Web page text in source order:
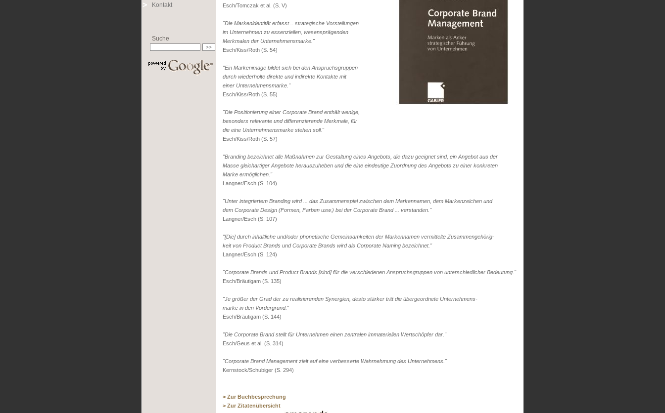
Kontakt
Suche
Esch/Tomczak et al. (S. V)
"Die Markenidentität erfasst .. strategische Vorstellungen
im Unternehmen zu essenziellen, wesensprägenden
Merkmalen der Unternehmensmarke."
Esch/Kiss/Roth (S. 54)
"Ein Markenimage bildet sich bei den Anspruchsgruppen
durch wiederholte direkte und indirekte Kontakte mit
einer Unternehmensmarke."
Esch/Kiss/Roth (S. 55)
"Die Positionierung einer Corporate Brand enthält wenige,
besonders relevante und differenzierende Merkmale, für
die eine Unternehmensmarke stehen soll."
Esch/Kiss/Roth (S. 57)
"Branding bezeichnet alle Maßnahmen zur Gestaltung eines Angebots, die dazu geeignet sind, ein Angebot aus der
Masse gleichartiger Angebote herauszuheben und die eine eindeutige Zuordnung des Angebots zu einer konkreten
Marke ermöglichen."
Langner/Esch (S. 104)
"Unter integriertem Branding wird ... das Zusammenspiel zwischen dem Markennamen, dem Markenzeichen und
dem Corporate Design (Formen, Farben usw.) bei der Corporate Brand ... verstanden."
Langner/Esch (S. 107)
"[Die] durch inhaltliche und/oder phonetische Gemeinsamkeiten der Markennamen vermittelte Zusammengehörig-
keit von Product Brands und Corporate Brands wird als Corporate Naming bezeichnet."
Langner/Esch (S. 124)
"Corporate Brands und Product Brands [sind] für die verschiedenen Anspruchsgruppen von unterschiedlicher Bedeutung."
Esch/Bräutigam (S. 135)
"Je größer der Grad der zu realisierenden Synergien, desto stärker tritt die übergeordnete Unternehmens-
marke in den Vordergrund."
Esch/Bräutigam (S. 144)
"Die Corporate Brand stellt für Unternehmen einen zentralen immateriellen Wertschöpfer dar."
Esch/Geus et al. (S. 314)
"Corporate Brand Management zielt auf eine verbesserte Wahrnehmung des Unternehmens."
Kernstock/Schubiger (S. 294)
> Zur Buchbesprechung
> Zur Zitatenübersicht